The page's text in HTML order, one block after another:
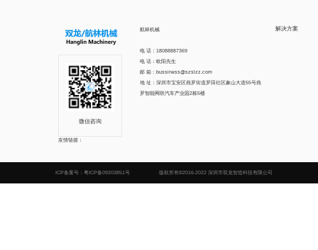
微信咨询
航林机械
电 话：18088887369
电 话：欧阳先生
邮 箱：bussiness@szslzz.com
地 址：深圳市宝安区燕罗街道罗田社区象山大道55号燕
罗智能网联汽车产业园2栋5楼
解决方案
友情链接：
ICP备案号：粤ICP备09203851号 版权所有©2016-2022 深圳市双龙智造科技有限公司